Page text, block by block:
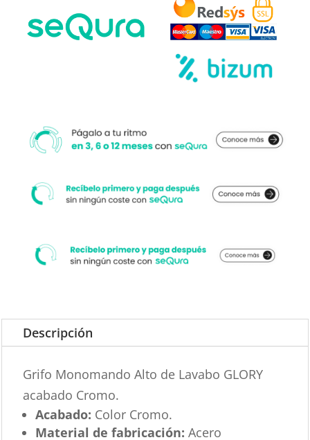
Descripción
Grifo Monomando Alto de Lavabo GLORY
acabado Cromo.
Acabado: Color Cromo.
Material de fabricación:Acero